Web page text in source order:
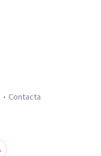
Contacta